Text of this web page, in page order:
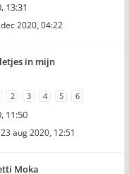
13:31
2020, 04:22
in mijn
2 3 4 5 6
11:50
aug 2020, 12:51
Moka